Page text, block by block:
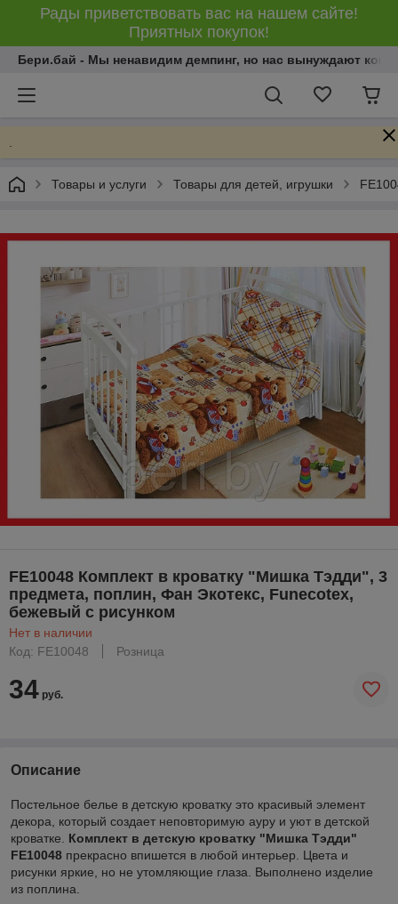
Рады приветствовать вас на нашем сайте!
Приятных покупок!
Бери.бай - Мы ненавидим демпинг, но нас вынуждают
Товары и услуги Товары для детей, игрушки
FE10048 Комплект в кроватку "Мишка Тэдди", 3
предмета, поплин, Фан Экотекс, Funecotex,
бежевый с рисунком
Нет в наличии
Код: FE10048
Розница
34 руб.
Описание
Постельное белье в детскую кроватку это красивый элемент
декора, который создает неповторимую ауру и уют в детской
кроватке. Комплект в детскую кроватку "Мишка Тэдди"
FE10048 прекрасно впишется в любой интерьер. Цвета и
рисунки яркие, но не утомляющие глаза. Выполнено изделие
из поплина.